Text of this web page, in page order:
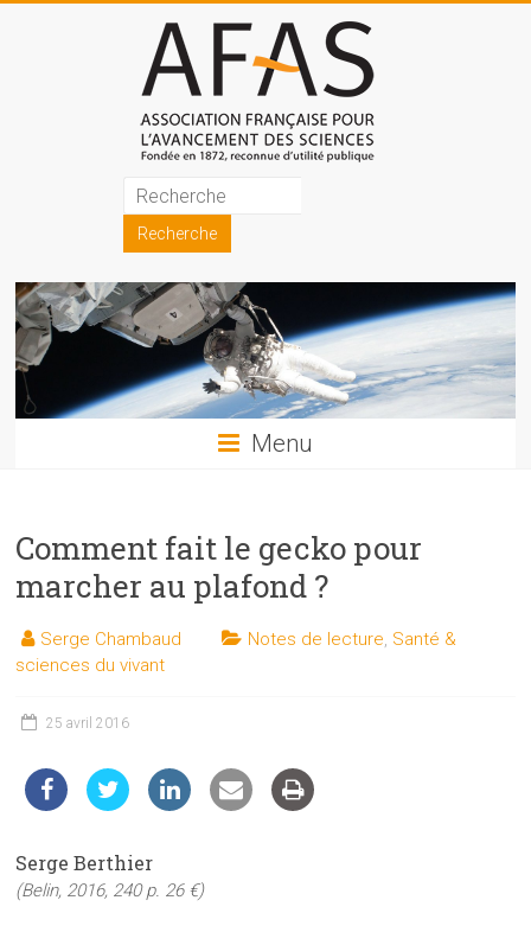
Association
française
pour
l'avancement
des
sciences
les
sciences
et
les
techniques
du
Menu
Comment fait le gecko pour
marcher au plafond ?
Serge Chambaud Notes de lecture, Santé &
sciences du vivant
25 avril 2016
Serge Berthier
(Belin, 2016, 240 p. 26 €)